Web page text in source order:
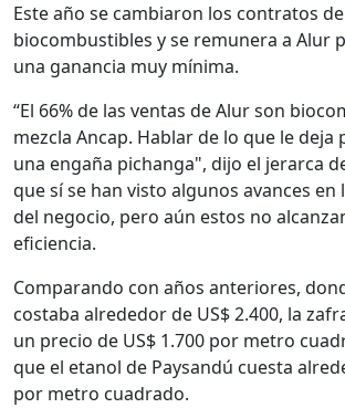
Este año se cambiaron los contratos de
biocombustibles y se remunera a Alur
una ganancia muy mínima.
“El 66% de las ventas de Alur son
mezcla Ancap. Hablar de lo que le deja
una engaña pichanga", dijo el jerarca
que sí se han visto algunos avances
del negocio, pero aún estos no
eficiencia.
Comparando con años anteriores,
costaba alrededor de US$ 2.400, la
un precio de US$ 1.700 por metro
que el etanol de Paysandú cuesta
por metro cuadrado.